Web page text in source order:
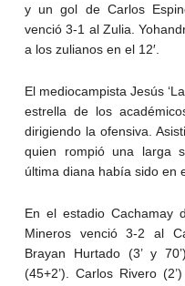
y un gol de Carlos
venció 3-1 al Zulia.
a los zulianos en el 12′.
El mediocampista Jesús
estrella de los
dirigiendo la ofensiva.
quien rompió una larga
última diana había sido en
En el estadio Cachamay
Mineros venció 3-2 al
Brayan Hurtado (3’ y
(45+2’). Carlos Rivero